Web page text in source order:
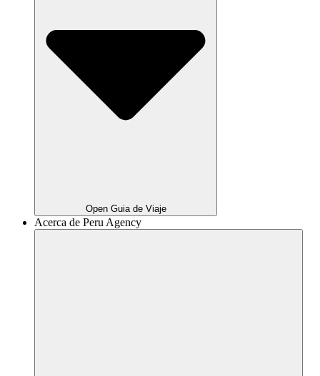
Open Guia de Viaje
Acerca de Peru Agency